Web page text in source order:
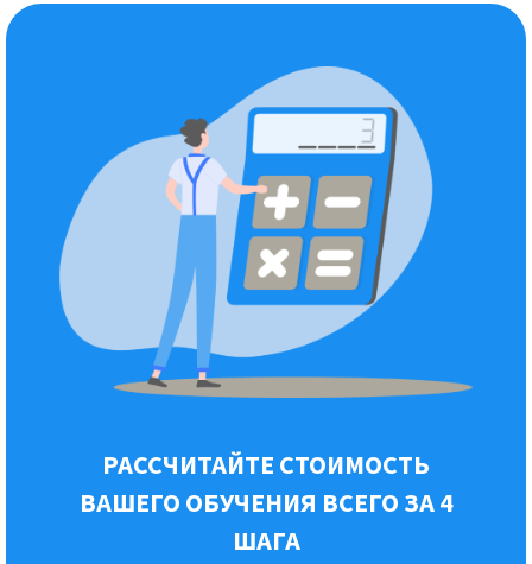
РАССЧИТАЙТЕ СТОИМОСТЬ
ВАШЕГО ОБУЧЕНИЯ ВСЕГО ЗА 4
ШАГА